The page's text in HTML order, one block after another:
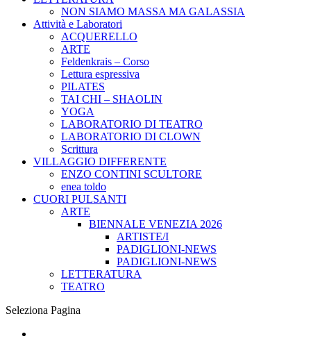
NON SIAMO MASSA MA GALASSIA
Attività e Laboratori
ACQUERELLO
ARTE
Feldenkrais – Corso
Lettura espressiva
PILATES
TAI CHI – SHAOLIN
YOGA
LABORATORIO DI TEATRO
LABORATORIO DI CLOWN
Scrittura
VILLAGGIO DIFFERENTE
ENZO CONTINI SCULTORE
enea toldo
CUORI PULSANTI
ARTE
BIENNALE VENEZIA 2026
ARTISTE/I
PADIGLIONI-NEWS
PADIGLIONI-NEWS
LETTERATURA
TEATRO
Seleziona Pagina